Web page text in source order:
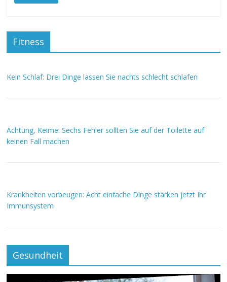
Fitness
Kein Schlaf: Drei Dinge lassen Sie nachts schlecht schlafen
Achtung, Keime: Sechs Fehler sollten Sie auf der Toilette auf
keinen Fall machen
Krankheiten vorbeugen: Acht einfache Dinge stärken jetzt Ihr
Immunsystem
Gesundheit